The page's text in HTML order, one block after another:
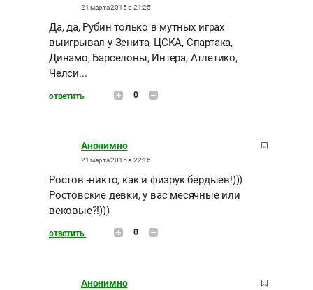
21 марта 2015 в 21:25
Да, да, Рубин только в мутных играх
выигрывал у Зенита, ЦСКА, Спартака,
Динамо, Барселоны, Интера, Атлетико,
Челси...
ответить 0
Анонимно
21 марта 2015 в 22:16
Ростов -никто, как и физрук бердыев!)))
Ростовские девки, у вас месячные или
вековые?!)))
ответить 0
Анонимно